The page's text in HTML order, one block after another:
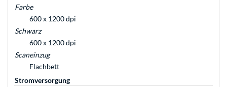
Farbe
600 x 1200 dpi
Schwarz
600 x 1200 dpi
Scaneinzug
Flachbett
Stromversorgung